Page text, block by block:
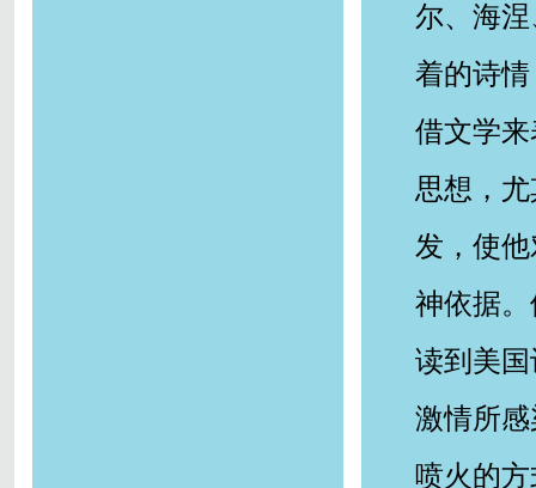
尔、海
着的诗
借文学
思想，
发，使
神依据
读到美
激情所
喷火的